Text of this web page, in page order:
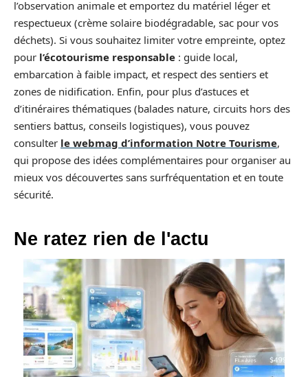
l’observation animale et emportez du matériel léger et
respectueux (crème solaire biodégradable, sac pour vos
déchets). Si vous souhaitez limiter votre empreinte, optez
pour l’écotourisme responsable : guide local,
embarcation à faible impact, et respect des sentiers et
zones de nidification. Enfin, pour plus d’astuces et
d’itinéraires thématiques (balades nature, circuits hors des
sentiers battus, conseils logistiques), vous pouvez
consulter le webmag d’information Notre Tourisme,
qui propose des idées complémentaires pour organiser au
mieux vos découvertes sans surfréquentation et en toute
sécurité.
Ne ratez rien de l'actu